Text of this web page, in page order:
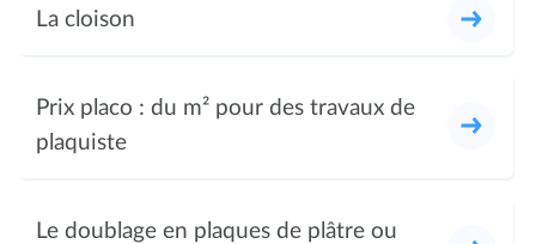
La cloison
Prix placo : du m² pour des travaux de
plaquiste
Le doublage en plaques de plâtre ou